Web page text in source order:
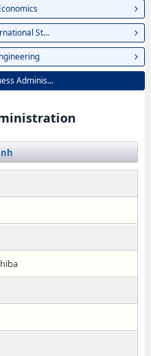
St...
Adminis...